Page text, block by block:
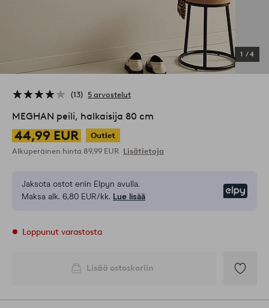
1 /4
13 5 arvostelut
MEGHAN peili, halkaisija 80 cm
44,99 EUR
Outlet
Alkuperäinen hinta 89,99 EUR Lisätietoja
Jaksota ostot eriin Elpyn avulla.
Maksa alk. 6,80 EUR/kk. Lue lisää
Loppunut varastosta
Lisää ostoskoriin